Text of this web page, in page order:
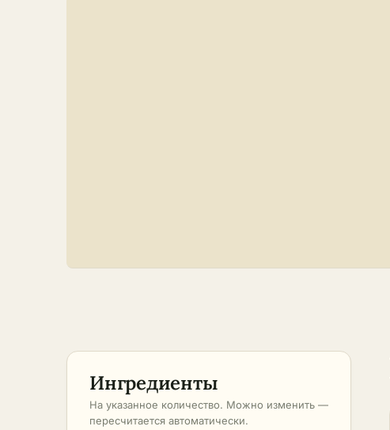
Ингредиенты
На указанное количество. Можно изменить —
пересчитается автоматически.